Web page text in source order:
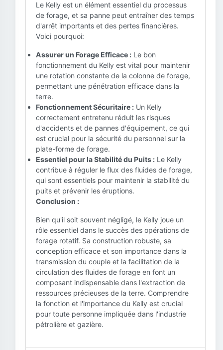
Le Kelly est un élément essentiel du processus
de forage, et sa panne peut entraîner des temps
d'arrêt importants et des pertes financières.
Voici pourquoi:
Assurer un Forage Efficace : Le bon
fonctionnement du Kelly est vital pour maintenir
une rotation constante de la colonne de forage,
permettant une pénétration efficace dans la
terre.
Fonctionnement Sécuritaire : Un Kelly
correctement entretenu réduit les risques
d'accidents et de pannes d'équipement, ce qui
est crucial pour la sécurité du personnel sur la
plate-forme de forage.
Essentiel pour la Stabilité du Puits : Le Kelly
contribue à réguler le flux des fluides de forage,
qui sont essentiels pour maintenir la stabilité du
puits et prévenir les éruptions.
Conclusion :
Bien qu'il soit souvent négligé, le Kelly joue un
rôle essentiel dans le succès des opérations de
forage rotatif. Sa construction robuste, sa
conception efficace et son importance dans la
transmission du couple et la facilitation de la
circulation des fluides de forage en font un
composant indispensable dans l'extraction de
ressources précieuses de la terre. Comprendre
la fonction et l'importance du Kelly est crucial
pour toute personne impliquée dans l'industrie
pétrolière et gazière.